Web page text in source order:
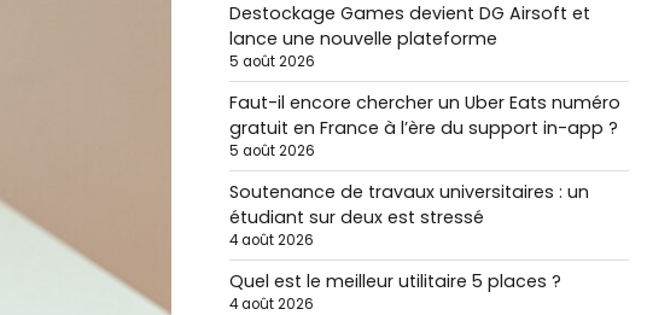
Destockage Games devient DG Airsoft et
lance une nouvelle plateforme
5 août 2026
Faut-il encore chercher un Uber Eats numéro
gratuit en France à l’ère du support in-app ?
5 août 2026
Soutenance de travaux universitaires : un
étudiant sur deux est stressé
4 août 2026
Quel est le meilleur utilitaire 5 places ?
4 août 2026